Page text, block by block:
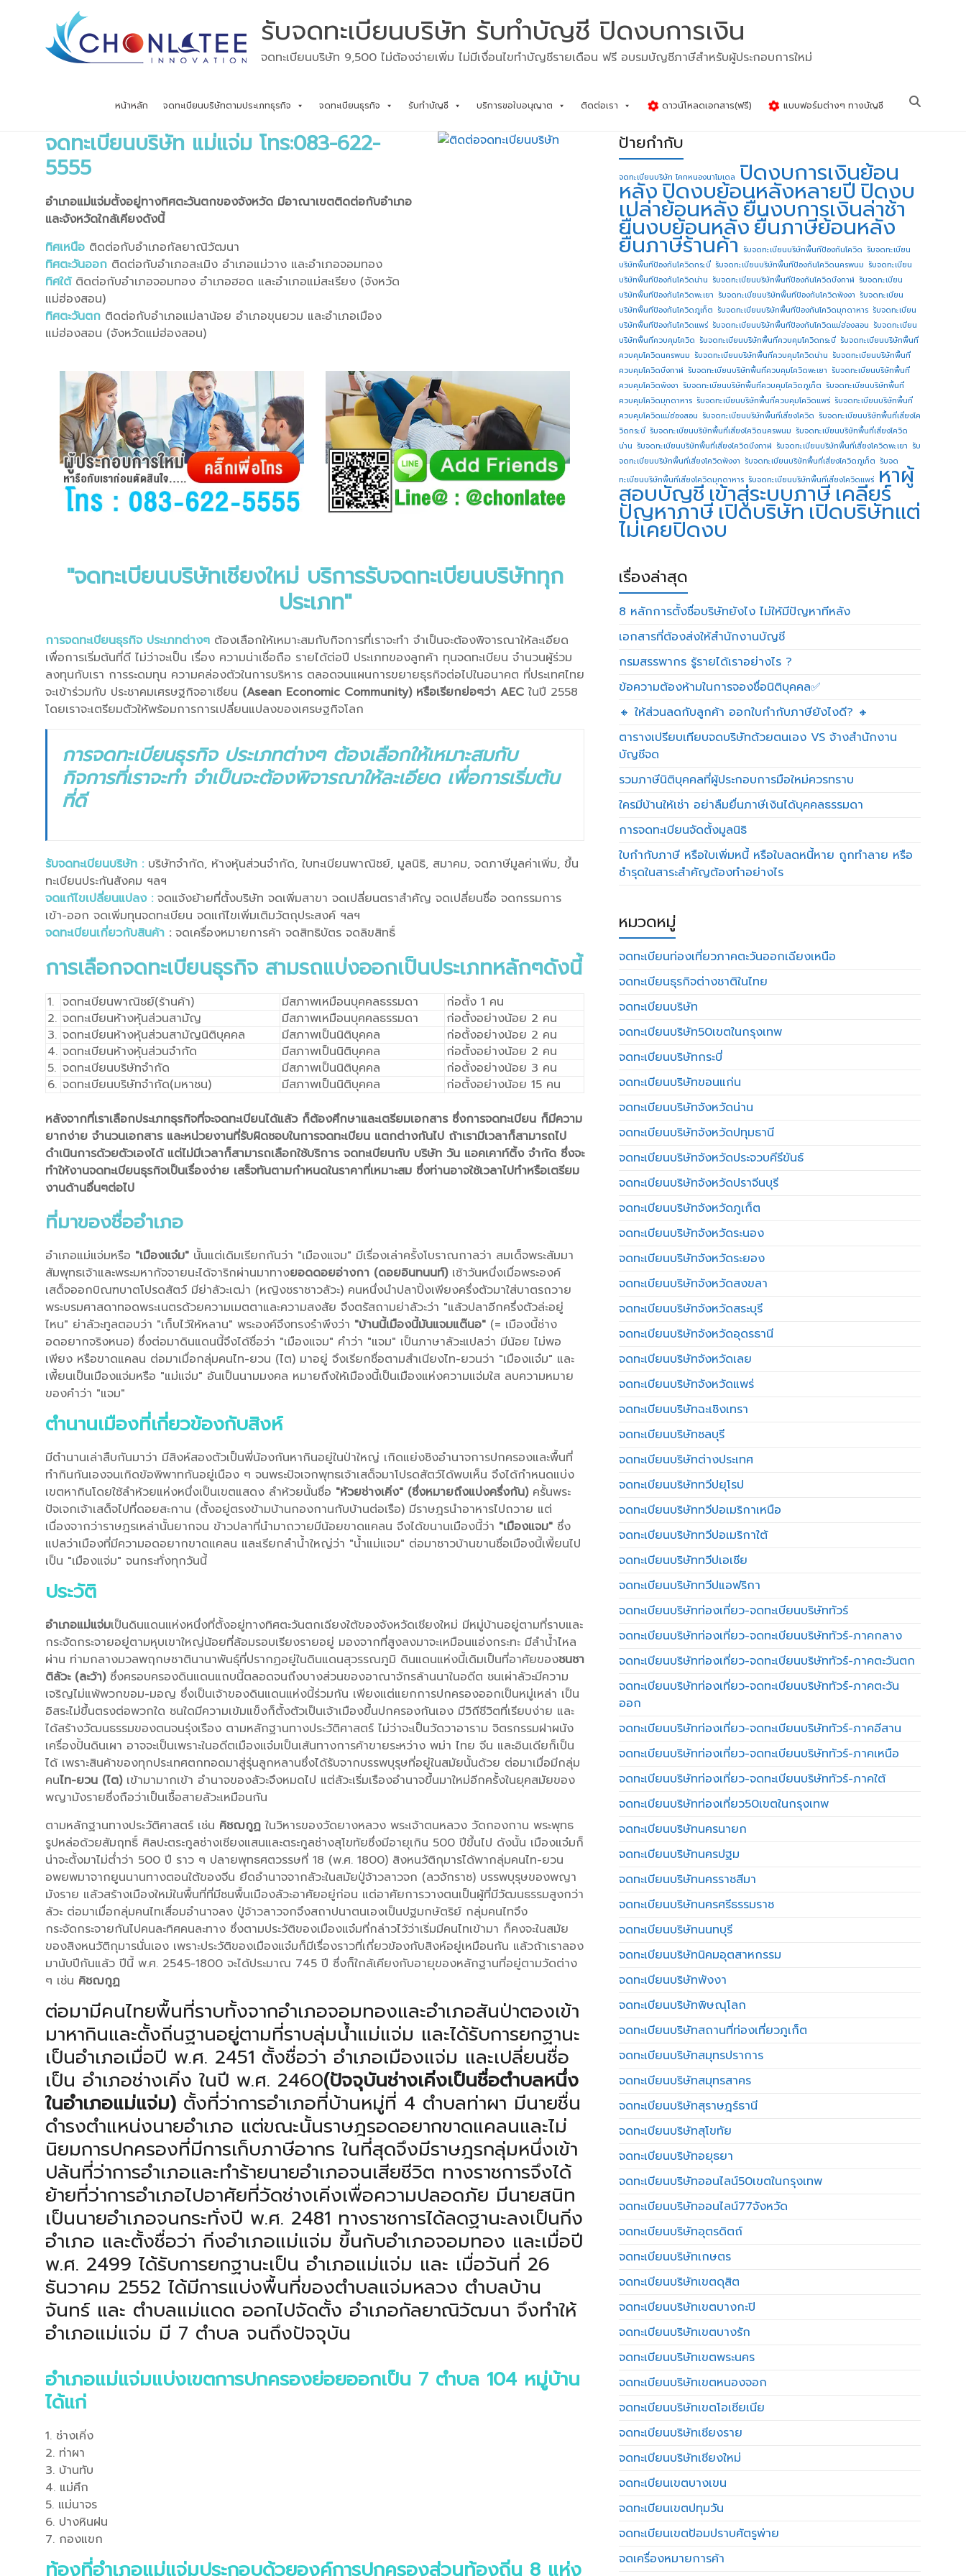
รับจดทะเบียนบริษัท รับทำบัญชี ปิดงบการเงิน
จดทะเบียนบริษัท 9,500 ไม่ต้องจ่ายเพิ่ม ไม่มีเงื่อนไขทำบัญชีรายเดือน ฟรี อบรมบัญชีภาษีสำหรับผู้ประกอบการใหม่
หน้าหลัก จดทะเบียนบริษัทตามประเภทธุรกิจ จดทะเบียนธุรกิจ รับทำบัญชี บริการขอใบอนุญาต ติดต่อเรา ดาวน์โหลดเอกสาร(ฟรี) แบบฟอร์มต่างๆ ทางบัญชี
จดทะเบียนบริษัท แม่แจ่ม โทร:083-622-
5555
อำเภอแม่แจ่มตั้งอยู่ทางทิศตะวันตกของจังหวัด มีอาณาเขตติดต่อกับอำเภอ
และจังหวัดใกล้เคียงดังนี้
ทิศเหนือ ติดต่อกับอำเภอกัลยาณิวัฒนา
ทิศตะวันออก ติดต่อกับอำเภอสะเมิง อำเภอแม่วาง และอำเภอจอมทอง
ทิศใต้ติดต่อกับอำเภอจอมทอง อำเภอฮอด และอำเภอแม่สะเรียง (จังหวัด
แม่ฮ่องสอน)
ทิศตะวันตก ติดต่อกับอำเภอแม่ลาน้อย อำเภอขุนยวม และอำเภอเมือง
แม่ฮ่องสอน (จังหวัดแม่ฮ่องสอน)
"จดทะเบียนบริษัทเชียงใหม่ บริการรับจดทะเบียนบริษัททุก
ประเภท"
การจดทะเบียนธุรกิจ ประเภทต่างๆ ต้องเลือกให้เหมาะสมกับกิจการที่เราจะทำ จำเป็นจะต้องพิจารณาให้ละเอียด
เพื่อการเริ่มต้นที่ดี ไม่ว่าจะเป็น เรื่อง ความน่าเชื่อถือ รายได้ต่อปี ประเภทของลูกค้า ทุนจดทะเบียน จำนวนผู้ร่วม
ลงทุนกับเรา การระดมทุน ความคล่องตัวในการบริหาร ตลอดจนแผนการขยายธุรกิจต่อไปในอนาคต ที่ประเทศไทย
จะเข้าร่วมกับ ประชาคมเศรษฐกิจอาเซียน (Asean Economic Community) หรือเรียกย่อๆว่า AEC ในปี 2558
โดยเราจะเตรียมตัวให้พร้อมการการเปลี่ยนแปลงของเศรษฐกิจโลก
การจดทะเบียนธุรกิจ ประเภทต่างๆ ต้องเลือกให้เหมาะสมกับ
กิจการที่เราจะทำ จำเป็นจะต้องพิจารณาให้ละเอียด เพื่อการเริ่มต้น
ที่ดี
รับจดทะเบียนบริษัท :บริษัทจำกัด, ห้างหุ้นส่วนจำกัด, ใบทะเบียนพาณิชย์, มูลนิธิ, สมาคม, จดภาษีมูลค่าเพิ่ม, ขึ้น
ทะเบียนประกันสังคม ฯลฯ
จดแก้ไขเปลี่ยนแปลง :จดแจ้งย้ายที่ตั้งบริษัท จดเพิ่มสาขา จดเปลี่ยนตราสำคัญ จดเปลี่ยนชื่อ จดกรรมการ
เข้า-ออก จดเพิ่มทุนจดทะเบียน จดแก้ไขเพิ่มเติมวัตถุประสงค์ ฯลฯ
จดทะเบียนเกี่ยวกับสินค้า :จดเครื่องหมายการค้า จดสิทธิบัตร จดลิขสิทธิ์
การเลือกจดทะเบียนธุรกิจ สามรถแบ่งออกเป็นประเภทหลักๆดังนี้
1. จดทะเบียนพาณิชย์(ร้านค้า) มีสภาพเหมือนบุคคลธรรมดา
ก่อตั้ง 1 คน
2. จดทะเบียนห้างหุ้นส่วนสามัญ มีสภาพเหมือนบุคคลธรรมดา
ก่อตั้งอย่างน้อย 2 คน
3. จดทะเบียนห้างหุ้นส่วนสามัญนิติบุคคล มีสภาพเป็นนิติบุคคล
ก่อตั้งอย่างน้อย 2 คน
4. จดทะเบียนห้างหุ้นส่วนจำกัด มีสภาพเป็นนิติบุคคล
ก่อตั้งอย่างน้อย 2 คน
5. จดทะเบียนบริษัทจำกัด มีสภาพเป็นนิติบุคคล
ก่อตั้งอย่างน้อย 3 คน
6. จดทะเบียนบริษัทจำกัด(มหาชน) มีสภาพเป็นนิติบุคคล
ก่อตั้งอย่างน้อย 15 คน
หลังจากที่เราเลือกประเภทธุรกิจที่จะจดทะเบียนได้แล้ว ก็ต้องศึกษาและเตรียมเอกสาร ซึ่งการจดทะเบียน ก็มีความ
ยากง่าย จำนวนเอกสาร และหน่วยงานที่รับผิดชอบในการจดทะเบียน แตกต่างกันไป ถ้าเรามีเวลาก็สามารถไป
ดำเนินการด้วยตัวเองได้ แต่ไม่มีเวลาก็สามารถเลือกใช้บริการ จดทะเบียนกับ บริษัท วัน แอคเคาท์ติ้ง จำกัด ซึ่งจะ
ทำให้งานจดทะเบียนธุรกิจเป็นเรื่องง่าย เสร็จทันตามกำหนดในราคาที่เหมาะสม ซึ่งท่านอาจใช้เวลาไปทำหรือเตรียม
งานด้านอื่นๆต่อไป
ที่มาของชื่ออำเภอ
อำเภอแม่แจ่มหรือ "เมืองแจ๋ม" นั้นแต่เดิมเรียกกันว่า "เมืองแจม" มีเรื่องเล่าครั้งโบราณกาลว่า สมเด็จพระสัมมา
สัมพุทธเจ้าและพระมหากัจจายนะได้จาริกผ่านมาทางยอดดอยอ่างกา (ดอยอินทนนท์)เช้าวันหนึ่งเมื่อพระองค์
เสด็จออกบิณฑบาตโปรดสัตว์ มีย่าลัวะเฒ่า (หญิงชราชาวลัวะ) คนหนึ่งนำปลาปิ้งเพียงครึ่งตัวมาใส่บาตรถวาย
พระบรมศาสดาทอดพระเนตรด้วยความเมตตาและความสงสัย จึงตรัสถามย่าลัวะว่า "แล้วปลาอีกครึ่งตัวล่ะอยู่
ไหน" ย่าลัวะทูลตอบว่า "เก็บไว้ให้หลาน" พระองค์จึงทรงรำพึงว่า "บ้านนี้เมืองนี้มันแจมแต๊นอ" (= เมืองนี้ช่าง
อดอยากจริงหนอ) ซึ่งต่อมาดินแดนนี้จึงได้ชื่อว่า "เมืองแจม" คำว่า "แจม" เป็นภาษาลัวะแปลว่า มีน้อย ไม่พอ
เพียง หรือขาดแคลน ต่อมาเมื่อกลุ่มคนไท-ยวน (ไต) มาอยู่ จึงเรียกชื่อตามสำเนียงไท-ยวนว่า "เมืองแจ๋ม" และ
เพี้ยนเป็นเมืองแจ่มหรือ "แม่แจ่ม" อันเป็นนามมงคล หมายถึงให้เมืองนี้เป็นเมืองแห่งความแจ่มใส ลบความหมาย
ของคำว่า "แจม"
ตำนานเมืองที่เกี่ยวข้องกับสิงห์
มีตำนานเล่าสืบกันมาว่า มีสิงห์สองตัวเป็นพี่น้องกันหากินอยู่ในป่าใหญ่ เกิดแย่งชิงอำนาจการปกครองและพื้นที่
ทำกินกันเองจนเกิดข้อพิพาทกันอยู่เนือง ๆ จนพระปัจเจกพุทธเจ้าเสด็จมาโปรดสัตว์ได้พบเห็น จึงได้กำหนดแบ่ง
เขตหากินโดยใช้ลำห้วยแห่งหนึ่งเป็นเขตแสดง ลำห้วยนั้นชื่อ "ห้วยช่างเคิ่ง" (ชึ่งหมายถึงแบ่งครึ่งกัน)ครั้นพระ
ปัจเจกเจ้าเสด็จไปที่ดอยสะกาน (ตั้งอยู่ตรงข้ามบ้านกองกานกับบ้านต่อเรือ) มีราษฎรนำอาหารไปถวาย แต่
เนื่องจากว่าราษฎรเหล่านั้นยากจน ข้าวปลาที่นำมาถวายมีน้อยขาดแคลน จึงได้ขนานเมืองนี้ว่า "เมืองแจม" ซึ่ง
แปลว่าเมืองที่มีความอดอยากขาดแคลน และเรียกลำน้ำใหญ่ว่า "น้ำแม่แจม" ต่อมาชาวบ้านขานชื่อเมืองนี้เพี้ยนไป
เป็น "เมืองแจ่ม" จนกระทั่งทุกวันนี้
ประวัติ
อำเภอแม่แจ่มเป็นดินแดนแห่งหนึ่งที่ตั้งอยู่ทางทิศตะวันตกเฉียงใต้ของจังหวัดเชียงใหม่ มีหมู่บ้านอยู่ตามที่ราบและ
กระจัดกระจายอยู่ตามหุบเขาใหญ่น้อยที่ล้อมรอบเรียงรายอยู่ มองจากที่สูงลงมาจะเหมือนแอ่งกระทะ มีลำน้ำไหล
ผ่าน ท่ามกลางมวลพฤกษชาตินานาพันธุ์ที่ปรากฏอยู่ในดินแดนสุวรรณภูมิ ดินแดนแห่งนี้เดิมเป็นที่อาศัยของชนชา
ติลัวะ (ละว้า)ซึ่งครอบครองดินแดนแถบนี้ตลอดจนถึงบางส่วนของอาณาจักรล้านนาในอดีต ชนเผ่าลัวะมีความ
เจริญไม่แพ้พวกขอม-มอญ ซึ่งเป็นเจ้าของดินแดนแห่งนี้ร่วมกัน เพียงแต่แยกการปกครองออกเป็นหมู่เหล่า เป็น
อิสระไม่ขึ้นตรงต่อพวกใด ชนใดมีความเข้มแข็งก็ตั้งตัวเป็นเจ้าเมืองขึ้นปกครองกันเอง มีวิถีชีวิตที่เรียบง่าย และ
ได้สร้างวัฒนธรรมของตนจนรุ่งเรือง ตามหลักฐานทางประวัติศาสตร์ ไม่ว่าจะเป็นวัดวาอาราม จิตรกรรมฝาผนัง
เครื่องปั้นดินเผา อาจจะเป็นเพราะในอดีตเมืองแจ๋มเป็นเส้นทางการค้าขายระหว่าง พม่า ไทย จีน และอินเดียก็เป็น
ได้ เพราะสินค้าของทุกประเทศตกทอดมาสู่รุ่นลูกหลานซึ่งได้รับจากบรรพบุรุษที่อยู่ในสมัยนั้นด้วย ต่อมาเมื่อมีกลุ่ม
คนไท-ยวน (ไต)เข้ามามากเข้า อำนาจของลัวะจึงหมดไป แต่ลัวะเริ่มเรืองอำนาจขึ้นมาใหม่อีกครั้งในยุคสมัยของ
พญามังรายซึ่งถือว่าเป็นเชื้อสายลัวะเหมือนกัน
ตามหลักฐานทางประวัติศาสตร์ เช่น คิชฌกูฏ ในวิหารของวัดยางหลวง พระเจ้าตนหลวง วัดกองกาน พระพุทธ
รูปหล่อด้วยสัมฤทธิ์ ศิลปะตระกูลช่างเชียงแสนและตระกูลช่างสุโขทัยซึ่งมีอายุเกิน 500 ปีขึ้นไป ดังนั้น เมืองแจ๋มก็
น่าจะตั้งมาไม่ต่ำว่า 500 ปี ราว ๆ ปลายพุทธศตวรรษที่ 18 (พ.ศ. 1800) สิงหนวัติกุมารได้พากลุ่มคนไท-ยวน
อพยพมาจากยูนนานทางตอนใต้ของจีน ยึดอำนาจจากลัวะในสมัยปู่จ้าวลาวจก (ลวจักราช) บรรพบุรุษของพญา
มังราย แล้วสร้างเมืองใหม่ในพื้นที่ที่มีชนพื้นเมืองลัวะอาศัยอยู่ก่อน แต่อาศัยการวางตนเป็นผู้ที่มีวัฒนธรรมสูงกว่า
ลัวะ ต่อมาเมื่อกลุ่มคนไทเสื่อมอำนาจลง ปู่จ้าวลาวจกจึงสถาปนาตนเองเป็นปฐมกษัตริย์ กลุ่มคนไทจึง
กระจัดกระจายกันไปคนละทิศคนละทาง ซึ่งตามประวัติของเมืองแจ๋มที่กล่าวไว้ว่าเริ่มมีคนไทเข้ามา ก็คงจะในสมัย
ของสิงหนวัติกุมารนั่นเอง เพราะประวัติของเมืองแจ๋มก็มีเรื่องราวที่เกี่ยวข้องกับสิงห์อยู่เหมือนกัน แล้วถ้าเราลอง
มานับปีกันแล้ว ปีนี้ พ.ศ. 2545-1800 จะได้ประมาณ 745 ปี ซึ่งก็ใกล้เคียงกับอายุของหลักฐานที่อยู่ตามวัดต่าง
ๆ เช่น คิชฌกูฏ
ต่อมามีคนไทยพื้นที่ราบทั้งจากอำเภอจอมทองและอำเภอสันป่าตองเข้า
มาหากินและตั้งถิ่นฐานอยู่ตามที่ราบลุ่มน้ำแม่แจ่ม และได้รับการยกฐานะ
เป็นอำเภอเมื่อปี พ.ศ. 2451 ตั้งชื่อว่า อำเภอเมืองแจ่ม และเปลี่ยนชื่อ
เป็น อำเภอช่างเคิ่ง ในปี พ.ศ. 2460(ปัจจุบันช่างเคิ่งเป็นชื่อตำบลหนึ่ง
ในอำเภอแม่แจ่ม) ตั้งที่ว่าการอำเภอที่บ้านหมู่ที่ 4 ตำบลท่าผา มีนายชื่น
ดำรงตำแหน่งนายอำเภอ แต่ขณะนั้นราษฎรอดอยากขาดแคลนและไม่
นิยมการปกครองที่มีการเก็บภาษีอากร ในที่สุดจึงมีราษฎรกลุ่มหนึ่งเข้า
ปล้นที่ว่าการอำเภอและทำร้ายนายอำเภอจนเสียชีวิต ทางราชการจึงได้
ย้ายที่ว่าการอำเภอไปอาศัยที่วัดช่างเคิ่งเพื่อความปลอดภัย มีนายสนิท
เป็นนายอำเภอจนกระทั่งปี พ.ศ. 2481 ทางราชการได้ลดฐานะลงเป็นกิ่ง
อำเภอ และตั้งชื่อว่า กิ่งอำเภอแม่แจ่ม ขึ้นกับอำเภอจอมทอง และเมื่อปี
พ.ศ. 2499 ได้รับการยกฐานะเป็น อำเภอแม่แจ่ม และ เมื่อวันที่ 26
ธันวาคม 2552 ได้มีการแบ่งพื้นที่ของตำบลแจ่มหลวง ตำบลบ้าน
จันทร์ และ ตำบลแม่แดด ออกไปจัดตั้ง อำเภอกัลยาณิวัฒนา จึงทำให้
อำเภอแม่แจ่ม มี 7 ตำบล จนถึงปัจจุบัน
อำเภอแม่แจ่มแบ่งเขตการปกครองย่อยออกเป็น 7 ตำบล 104 หมู่บ้าน
ได้แก่
1. ช่างเคิ่ง
2. ท่าผา
3. บ้านทับ
4. แม่ศึก
5. แม่นาจร
6. ปางหินฝน
7. กองแขก
ท้องที่อำเภอแม่แจ่มประกอบด้วยองค์การปกครองส่วนท้องถิ่น 8 แห่ง
ป้ายกำกับ
จดทะเบียนบริษัท โคกหนองนาโมเดล ปิดงบการเงินย้อน
หลังปิดงบย้อนหลังหลายปี ปิดงบ
เปล่าย้อนหลังยื่นงบการเงินล่าช้า
ยื่นงบย้อนหลังยื่นภาษีย้อนหลัง
ยื่นภาษีร้านค้า รับจดทะเบียนบริษัทพื้นทีป้องกันโควิด รับจดทะเบียน
บริษัทพื้นทีป้องกันโควิดกระบี่ รับจดทะเบียนบริษัทพื้นทีป้องกันโควิดนครพนม รับจดทะเบียน
บริษัทพื้นทีป้องกันโควิดน่าน รับจดทะเบียนบริษัทพื้นทีป้องกันโควิดบึงกาฬ รับจดทะเบียน
บริษัทพื้นทีป้องกันโควิดพะเยา รับจดทะเบียนบริษัทพื้นทีป้องกันโควิดพังงา รับจดทะเบียน
บริษัทพื้นทีป้องกันโควิดภูเก็ต รับจดทะเบียนบริษัทพื้นทีป้องกันโควิดมุกดาหาร รับจดทะเบียน
บริษัทพื้นทีป้องกันโควิดแพร่ รับจดทะเบียนบริษัทพื้นทีป้องกันโควิดแม่ฮ่องสอน รับจดทะเบียน
บริษัทพื้นที่ควบคุมโควิด รับจดทะเบียนบริษัทพื้นที่ควบคุมโควิดกระบี่ รับจดทะเบียนบริษัทพื้นที่
ควบคุมโควิดนครพนม รับจดทะเบียนบริษัทพื้นที่ควบคุมโควิดน่าน รับจดทะเบียนบริษัทพื้นที่
ควบคุมโควิดบึงกาฬ รับจดทะเบียนบริษัทพื้นที่ควบคุมโควิดพะเยา รับจดทะเบียนบริษัทพื้นที่
ควบคุมโควิดพังงา รับจดทะเบียนบริษัทพื้นที่ควบคุมโควิดภูเก็ต รับจดทะเบียนบริษัทพื้นที่
ควบคุมโควิดมุกดาหาร รับจดทะเบียนบริษัทพื้นที่ควบคุมโควิดแพร่ รับจดทะเบียนบริษัทพื้นที่
ควบคุมโควิดแม่ฮ่องสอน รับจดทะเบียนบริษัทพื้นที่เสี่ยงโควิด รับจดทะเบียนบริษัทพื้นที่เสี่ยงโค
วิดกระบี่ รับจดทะเบียนบริษัทพื้นที่เสี่ยงโควิดนครพนม รับจดทะเบียนบริษัทพื้นที่เสี่ยงโควิด
น่าน รับจดทะเบียนบริษัทพื้นที่เสี่ยงโควิดบึงกาฬ รับจดทะเบียนบริษัทพื้นที่เสี่ยงโควิดพะเยา รับ
จดทะเบียนบริษัทพื้นที่เสี่ยงโควิดพังงา รับจดทะเบียนบริษัทพื้นที่เสี่ยงโควิดภูเก็ต รับจด
ทะเบียนบริษัทพื้นที่เสี่ยงโควิดมุกดาหาร รับจดทะเบียนบริษัทพื้นที่เสี่ยงโควิดแพร่ หาผู้
สอบบัญชี เข้าสู่ระบบภาษี เคลียร์
ปัญหาภาษีเปิดบริษัทเปิดบริษัทแต่
ไม่เคยปิดงบ
เรื่องล่าสุด
8 หลักการตั้งชื่อบริษัทยังไง ไม่ให้มีปัญหาทีหลัง
เอกสารที่ต้องส่งให้สำนักงานบัญชี
กรมสรรพากร รู้รายได้เราอย่างไร ?
ข้อความต้องห้ามในการจองชื่อนิติบุคคล✅
🔸 ให้ส่วนลดกับลูกค้า ออกใบกำกับภาษียังไงดี? 🔸
ตารางเปรียบเทียบจดบริษัทด้วยตนเอง VS จ้างสำนักงาน
บัญชีจด
รวมภาษีนิติบุคคลที่ผู้ประกอบการมือใหม่ควรทราบ
ใครมีบ้านให้เช่า อย่าลืมยื่นภาษีเงินได้บุคคลธรรมดา
การจดทะเบียนจัดตั้งมูลนิธิ
ใบกำกับภาษี หรือใบเพิ่มหนี้ หรือใบลดหนี้หาย ถูกทำลาย หรือ
ชำรุดในสาระสำคัญต้องทำอย่างไร
หมวดหมู่
จดทะเบียนท่องเที่ยวภาคตะวันออกเฉียงเหนือ
จดทะเบียนธุรกิจต่างชาติในไทย
จดทะเบียนบริษัท
จดทะเบียนบริษัท50เขตในกรุงเทพ
จดทะเบียนบริษัทกระบี่
จดทะเบียนบริษัทขอนแก่น
จดทะเบียนบริษัทจังหวัดน่าน
จดทะเบียนบริษัทจังหวัดปทุมธานี
จดทะเบียนบริษัทจังหวัดประจวบคีรีขันธ์
จดทะเบียนบริษัทจังหวัดปราจีนบุรี
จดทะเบียนบริษัทจังหวัดภูเก็ต
จดทะเบียนบริษัทจังหวัดระนอง
จดทะเบียนบริษัทจังหวัดระยอง
จดทะเบียนบริษัทจังหวัดสงขลา
จดทะเบียนบริษัทจังหวัดสระบุรี
จดทะเบียนบริษัทจังหวัดอุดรธานี
จดทะเบียนบริษัทจังหวัดเลย
จดทะเบียนบริษัทจังหวัดแพร่
จดทะเบียนบริษัทฉะเชิงเทรา
จดทะเบียนบริษัทชลบุรี
จดทะเบียนบริษัทต่างประเทศ
จดทะเบียนบริษัททวีปยุโรป
จดทะเบียนบริษัททวีปอเมริกาเหนือ
จดทะเบียนบริษัททวีปอเมริกาใต้
จดทะเบียนบริษัททวีปเอเชีย
จดทะเบียนบริษัททวีปแอฟริกา
จดทะเบียนบริษัทท่องเที่ยว-จดทะเบียนบริษัททัวร์
จดทะเบียนบริษัทท่องเที่ยว-จดทะเบียนบริษัททัวร์-ภาคกลาง
จดทะเบียนบริษัทท่องเที่ยว-จดทะเบียนบริษัททัวร์-ภาคตะวันตก
จดทะเบียนบริษัทท่องเที่ยว-จดทะเบียนบริษัททัวร์-ภาคตะวัน
ออก
จดทะเบียนบริษัทท่องเที่ยว-จดทะเบียนบริษัททัวร์-ภาคอีสาน
จดทะเบียนบริษัทท่องเที่ยว-จดทะเบียนบริษัททัวร์-ภาคเหนือ
จดทะเบียนบริษัทท่องเที่ยว-จดทะเบียนบริษัททัวร์-ภาคใต้
จดทะเบียนบริษัทท่องเที่ยว50เขตในกรุงเทพ
จดทะเบียนบริษัทนครนายก
จดทะเบียนบริษัทนครปฐม
จดทะเบียนบริษัทนครราชสีมา
จดทะเบียนบริษัทนครศรีธรรมราช
จดทะเบียนบริษัทนนทบุรี
จดทะเบียนบริษัทนิคมอุตสาหกรรม
จดทะเบียนบริษัทพังงา
จดทะเบียนบริษัทพิษณุโลก
จดทะเบียนบริษัทสถานที่ท่องเที่ยวภูเก็ต
จดทะเบียนบริษัทสมุทรปราการ
จดทะเบียนบริษัทสมุทรสาคร
จดทะเบียนบริษัทสุราษฎร์ธานี
จดทะเบียนบริษัทสุโขทัย
จดทะเบียนบริษัทอยุธยา
จดทะเบียนบริษัทออนไลน์50เขตในกรุงเทพ
จดทะเบียนบริษัทออนไลน์77จังหวัด
จดทะเบียนบริษัทอุตรดิตถ์
จดทะเบียนบริษัทเกษตร
จดทะเบียนบริษัทเขตดุสิต
จดทะเบียนบริษัทเขตบางกะปิ
จดทะเบียนบริษัทเขตบางรัก
จดทะเบียนบริษัทเขตพระนคร
จดทะเบียนบริษัทเขตหนองจอก
จดทะเบียนบริษัทเขตโอเชียเนีย
จดทะเบียนบริษัทเชียงราย
จดทะเบียนบริษัทเชียงใหม่
จดทะเบียนเขตบางเขน
จดทะเบียนเขตปทุมวัน
จดทะเบียนเขตป้อมปราบศัตรูพ่าย
จดเครื่องหมายการค้า